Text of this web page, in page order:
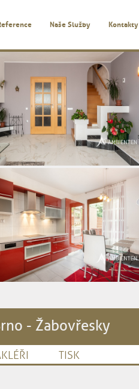
Naše Služby Kontakty
- Žabovřesky
TISK